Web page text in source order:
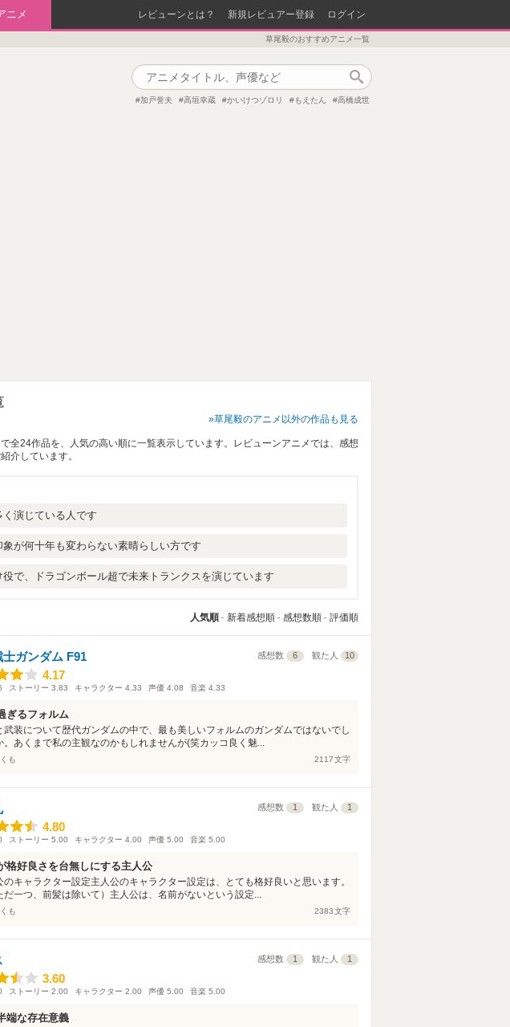
ニメ レビューンとは？ 新規レビュアー登録 ログイン
草尾毅のおすすめアニメ一覧
加戸誉夫 高垣幸蔵 かいけつゾロリ もえたん 高橋成世
草尾毅のアニメ以外の作品も見る
全24作品を、人気の高い順に一覧表示しています。レビューンアニメでは、感想
介しています。
演じている人です
が何十年も変わらない素晴らしい方です
で、ドラゴンボール超で未来トランクスを演じています
人気順 新着感想順 感想数順 評価順
士ガンダム F91 感想数 6 観た人 10
4.17
4.17
ストーリー 3.83 キャラクター 4.33 声優 4.08 音楽 4.33
ぎるフォルム
武装について歴代ガンダムの中で、最も美しいフォルムのガンダムではないでし
。あくまで私の主観なのかもしれませんが(笑カッコ良く魅...
も 2117文字
感想数 1 観た人 1
4.80
4.80
ストーリー 5.00 キャラクター 4.00 声優 5.00 音楽 5.00
格好良さを台無しにする主人公
のキャラクター設定主人公のキャラクター設定は、とても格好良いと思います。
だ一つ、前髪は除いて）主人公は、名前がないという設定...
も 2383文字
感想数 1 観た人 1
3.60
3.60
ストーリー 2.00 キャラクター 2.00 声優 5.00 音楽 5.00
端な存在意義